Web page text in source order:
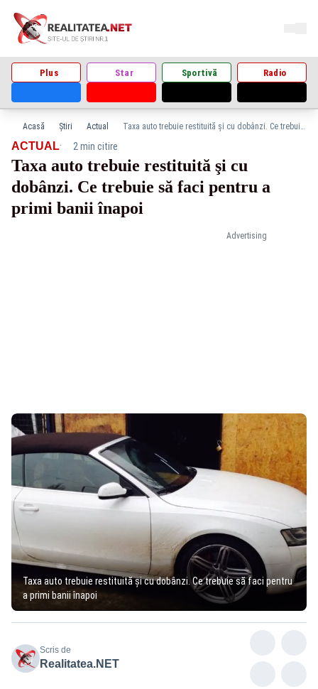
Plus Star Sportivă Radio
Acasă Știri Actual Taxa auto trebuie restituită şi cu dobânzi. Ce trebuie să faci pentru a primi banii înapoi
Advertising
ACTUAL· 2 min citire
Taxa auto trebuie restituită şi cu
dobânzi. Ce trebuie să faci pentru a
primi banii înapoi
Taxa auto trebuie restituită şi cu dobânzi. Ce trebuie să faci pentru
a primi banii înapoi
Scris de
Realitatea.NET